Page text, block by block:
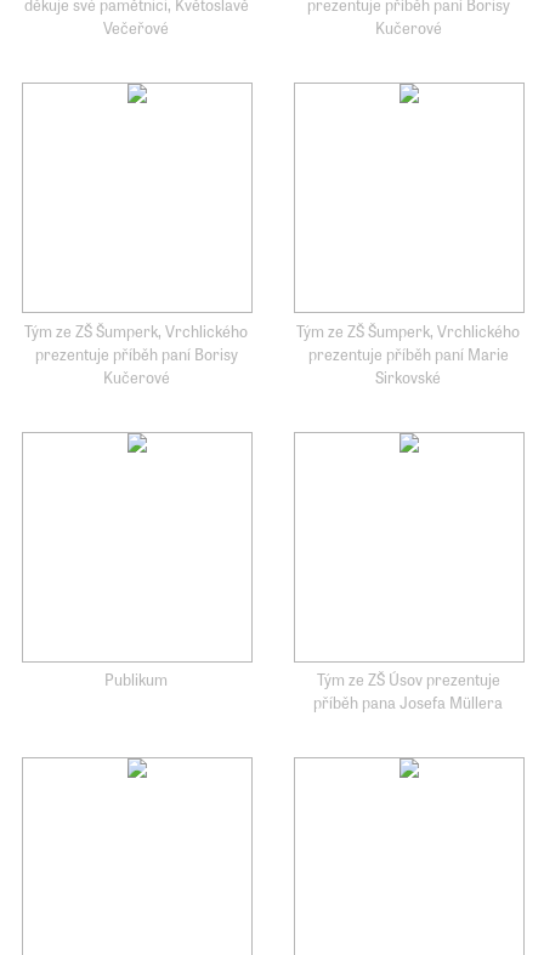
děkuje své pamětnici, Květoslavě
Večeřové
prezentuje příběh paní Borisy
Kučerové
Tým ze ZŠ Šumperk, Vrchlického
prezentuje příběh paní Borisy
Kučerové
Tým ze ZŠ Šumperk, Vrchlického
prezentuje příběh paní Marie
Sirkovské
Publikum
Tým ze ZŠ Úsov prezentuje
příběh pana Josefa Müllera